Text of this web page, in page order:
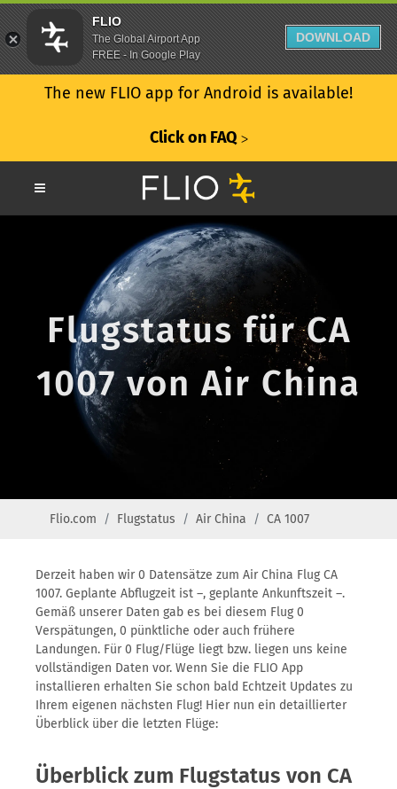
The new FLIO app for Android is available!
Click on FAQ ᐳ
Flugstatus für CA
1007 von Air China
Flio.com Flugstatus Air China CA 1007
Derzeit haben wir 0 Datensätze zum Air China Flug CA
1007. Geplante Abflugzeit ist –, geplante Ankunftszeit –.
Gemäß unserer Daten gab es bei diesem Flug 0
Verspätungen, 0 pünktliche oder auch frühere
Landungen. Für 0 Flug/Flüge liegt bzw. liegen uns keine
vollständigen Daten vor. Wenn Sie die FLIO App
installieren erhalten Sie schon bald Echtzeit Updates zu
Ihrem eigenen nächsten Flug! Hier nun ein detaillierter
Überblick über die letzten Flüge:
Überblick zum Flugstatus von CA
FLIO
The Global Airport App
FREE - In Google Play
DOWNLOAD